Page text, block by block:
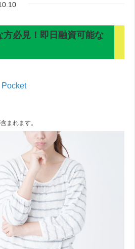
必見！即日融資可能な
Pocket
まれます。